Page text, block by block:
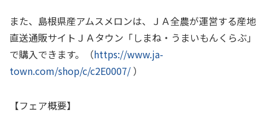
また、島根県産アムスメロンは、ＪＡ全農が運営する産地
直送通販サイトＪＡタウン「しまね・うまいもんくらぶ」
で購入できます。（https://www.ja-
town.com/shop/c/c2E0007/ ）
【フェア概要】